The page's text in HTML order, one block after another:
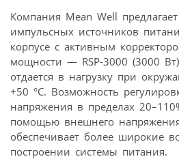
Компания Mean Well
импульсных источников
корпусе с активным
мощности — RSP-3000 (3000
отдается в нагрузку при
+50 °С. Возможность
напряжения в пределах
помощью внешнего
обеспечивает более широкие
построении системы питания.